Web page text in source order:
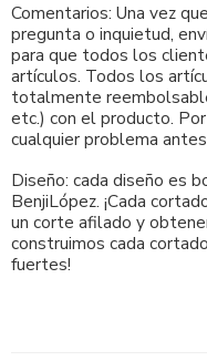
Comentarios: Una vez
pregunta o inquietud,
para que todos los
artículos. Todos los
totalmente
etc.) con el producto.
cualquier problema
Diseño: cada diseño es
BenjiLópez. ¡Cada
un corte afilado y
construimos cada
fuertes!